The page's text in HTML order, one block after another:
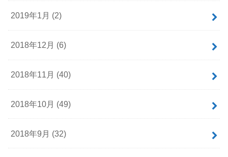
2019年1月 (2)
2018年12月 (6)
2018年11月 (40)
2018年10月 (49)
2018年9月 (32)